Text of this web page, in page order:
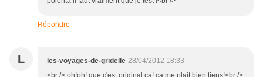
Répondre
L les-voyages-de-gridelle 28/04/2012 18:33
<br /> oh!oh! que c'est original ça! ca me plait bien tiens!<br />